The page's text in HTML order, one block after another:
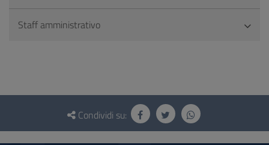
Staff amministrativo
Questionario
social
Condividi su: